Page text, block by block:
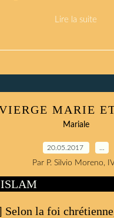
Lire la suite
MARIE
Mariale
20.05.2017
Par P. Silvio Moreno,
la foi